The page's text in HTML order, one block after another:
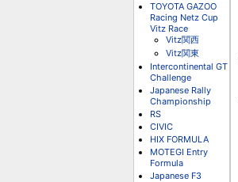
TOYOTA GAZOO
Racing Netz Cup
Vitz Race
Vitz関西
Vitz関東
Intercontinental GT
Challenge
Japanese Rally
Championship
RS
CIVIC
HIX FORMULA
MOTEGI Entry
Formula
Japanese F3